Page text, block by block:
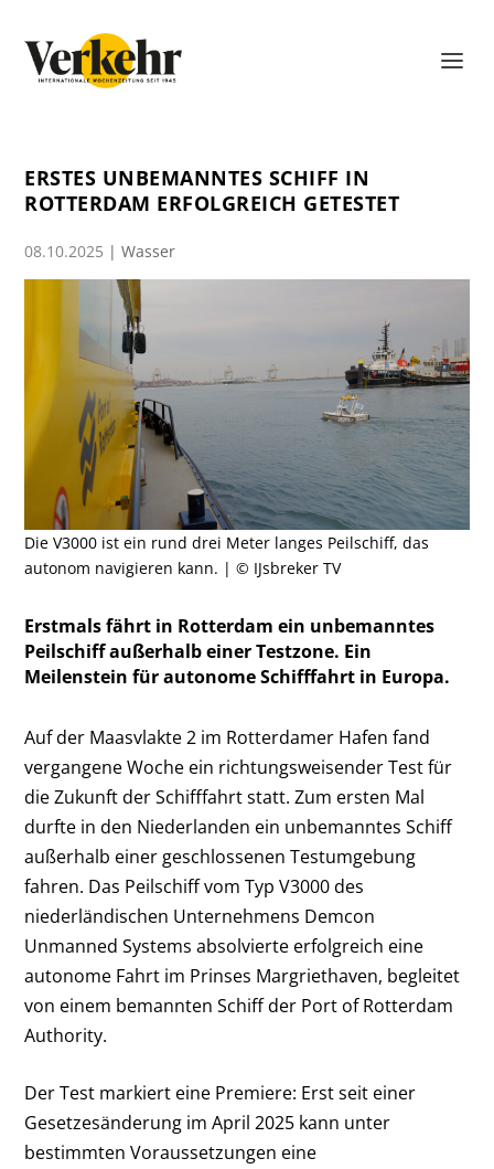
ERSTES UNBEMANNTES SCHIFF IN
ROTTERDAM ERFOLGREICH GETESTET
08.10.2025 |Wasser
Die V3000 ist ein rund drei Meter langes Peilschiff, das
autonom navigieren kann. | © IJsbreker TV
Erstmals fährt in Rotterdam ein unbemanntes
Peilschiff außerhalb einer Testzone. Ein
Meilenstein für autonome Schifffahrt in Europa.
Auf der Maasvlakte 2 im Rotterdamer Hafen fand
vergangene Woche ein richtungsweisender Test für
die Zukunft der Schifffahrt statt. Zum ersten Mal
durfte in den Niederlanden ein unbemanntes Schiff
außerhalb einer geschlossenen Testumgebung
fahren. Das Peilschiff vom Typ V3000 des
niederländischen Unternehmens Demcon
Unmanned Systems absolvierte erfolgreich eine
autonome Fahrt im Prinses Margriethaven, begleitet
von einem bemannten Schiff der Port of Rotterdam
Authority.
Der Test markiert eine Premiere: Erst seit einer
Gesetzesänderung im April 2025 kann unter
bestimmten Voraussetzungen eine